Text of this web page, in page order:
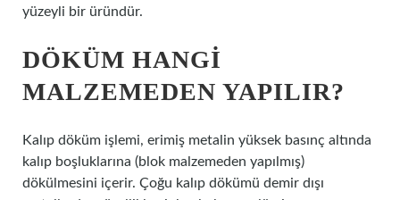
yüzeyli bir üründür.
DÖKÜM HANGI
MALZEMEDEN YAPILIR?
Kalıp döküm işlemi, erimiş metalin yüksek basınç altında
kalıp boşluklarına (blok malzemeden yapılmış)
dökülmesini içerir. Çoğu kalıp dökümü demir dışı